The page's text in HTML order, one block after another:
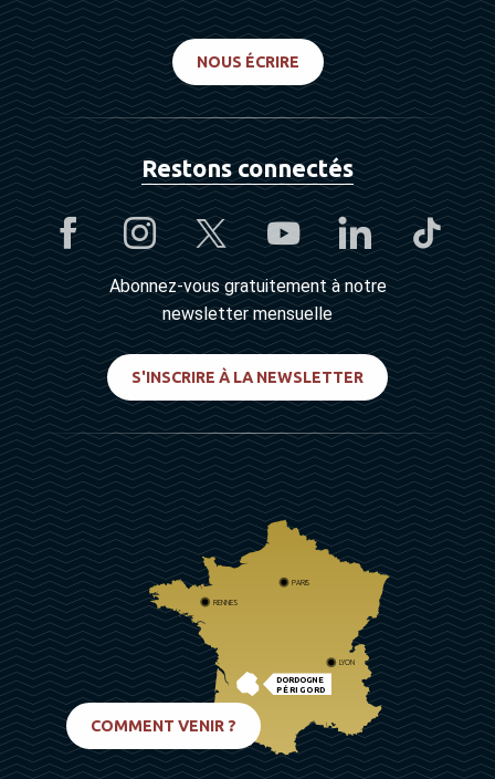
NOUS ÉCRIRE
Restons connectés
Abonnez-vous gratuitement à notre
newsletter mensuelle
S'INSCRIRE À LA NEWSLETTER
DORDOGNE
PÉRIGORD
PARIS
RENNES
LYON
COMMENT VENIR ?